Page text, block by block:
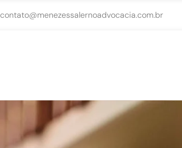
contato@menezessalernoadvocacia.com.br